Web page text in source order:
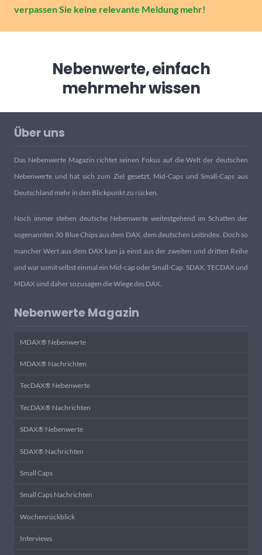
verpassen Sie keine relevante Meldung mehr!
Nebenwerte, einfach
mehrmehr wissen
Über uns
Das Nebenwerte Magazin richtet seinen Fokus auf die Welt der deutschen
Nebenwerte und hat sich zum Ziel gesetzt, Mid-Caps und Small-Caps aus
Deutschland mehr in den Blickpunkt zu rücken.
Noch immer stehen deutsche Nebenwerte weitestgehend im Schatten der
sogenannten 30 Blue Chips aus dem DAX, dem deutschen Leitindex. Doch so
mancher Wert aus dem DAX kam ja einst aus der zweiten und dritten Reihe
und war somit selbst einmal ein Mid-cap oder Small-Cap. SDAX, TECDAX und
MDAX sind daher sozusagen die Wiege des DAX.
Nebenwerte Magazin
MDAX® Nebenwerte
MDAX® Nachrichten
TecDAX® Nebenwerte
TecDAX® Nachrichten
SDAX® Nebenwerte
SDAX® Nachrichten
Small Caps
Small Caps Nachrichten
Wochenrückblick
Interviews